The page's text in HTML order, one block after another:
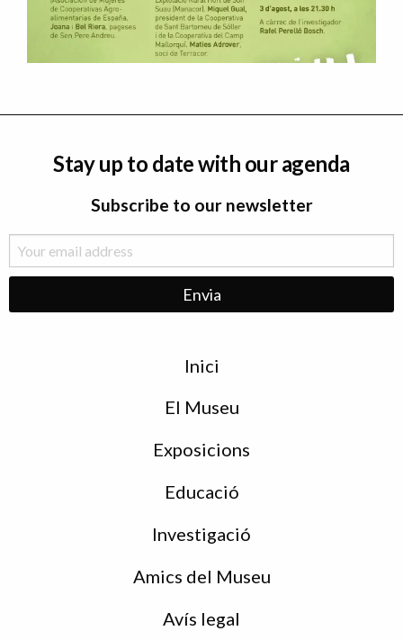
Stay up to date with our agenda
Subscribe to our newsletter
Inici
El Museu
Exposicions
Educació
Investigació
Amics del Museu
Avís legal